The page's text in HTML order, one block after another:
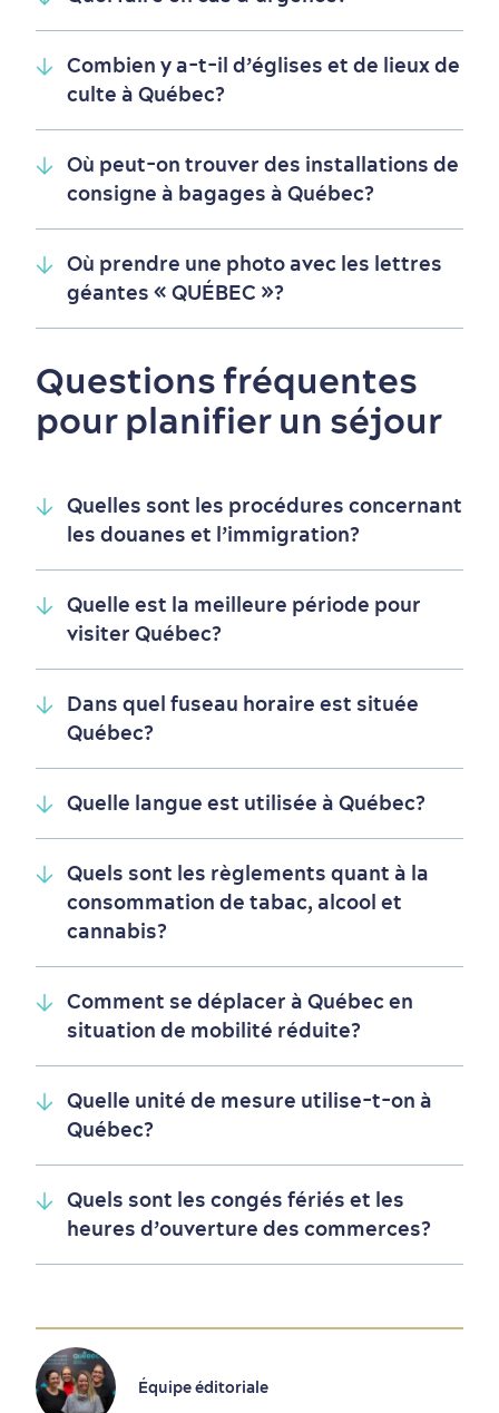
Magasinage
En famille
Combien y a-t-il d’églises et de lieux de
culte à Québec?
Où peut-on trouver des installations de
consigne à bagages à Québec?
Où prendre une photo avec les lettres
géantes « QUÉBEC »?
Questions fréquentes
pour planifier un séjour
Quelles sont les procédures concernant
les douanes et l’immigration?
Quelle est la meilleure période pour
visiter Québec?
Dans quel fuseau horaire est située
Québec?
Quelle langue est utilisée à Québec?
Quels sont les règlements quant à la
consommation de tabac, alcool et
cannabis?
Comment se déplacer à Québec en
situation de mobilité réduite?
Quelle unité de mesure utilise-t-on à
Québec?
Quels sont les congés fériés et les
heures d’ouverture des commerces?
Équipe éditoriale